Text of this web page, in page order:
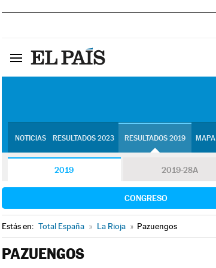
NOTICIAS RESULTADOS 2023 RESULTADOS 2019 MAPA
2019 2019-28A
CONGRESO
Estás en: Total España » La Rioja » Pazuengos
PAZUENGOS